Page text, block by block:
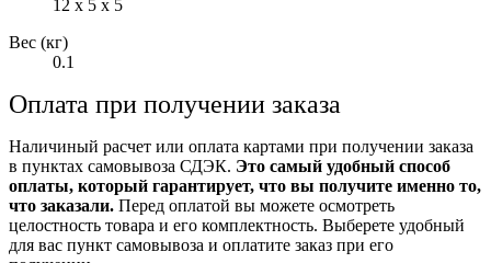
12 x 5 x 5
Вес (кг)
0.1
Оплата при получении заказа
Наличиный расчет или оплата картами при получении заказа
в пунктах самовывоза СДЭК. Это самый удобный способ
оплаты, который гарантирует, что вы получите именно то,
что заказали. Перед оплатой вы можете осмотреть
целостность товара и его комплектность. Выберете удобный
для вас пункт самовывоза и оплатите заказ при его